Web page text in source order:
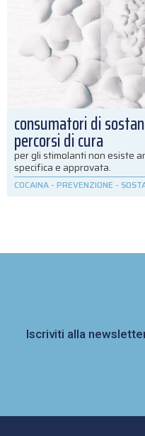
consumatori di
percorsi di cura
per gli stimolanti non esiste
specifica e approvata.
COCAINA - PREVENZIONE -
Iscriviti alla